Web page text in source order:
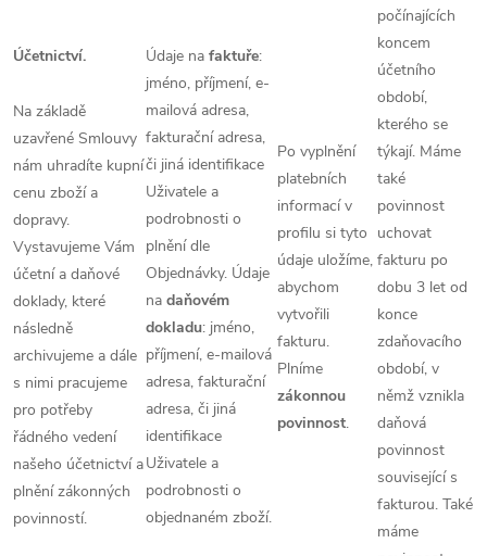
Účetnictví.
Na základě
uzavřené Smlouvy
nám uhradíte kupní
cenu zboží a
dopravy.
Vystavujeme Vám
účetní a daňové
doklady, které
následně
archivujeme a dále
s nimi pracujeme
pro potřeby
řádného vedení
našeho účetnictví a
plnění zákonných
povinností.
Údaje na faktuře:
jméno, příjmení, e-
mailová adresa,
fakturační adresa,
či jiná identifikace
Uživatele a
podrobnosti o
plnění dle
Objednávky. Údaje
na daňovém
dokladu: jméno,
příjmení, e-mailová
adresa, fakturační
adresa, či jiná
identifikace
Uživatele a
podrobnosti o
objednaném zboží.
Po vyplnění
platebních
informací v
profilu si tyto
údaje uložíme,
abychom
vytvořili
fakturu.
Plníme
zákonnou
povinnost.
počínajících
koncem
účetního
období,
kterého se
týkají. Máme
také
povinnost
uchovat
fakturu po
dobu 3 let od
konce
zdaňovacího
období, v
němž vznikla
daňová
povinnost
související s
fakturou. Také
máme